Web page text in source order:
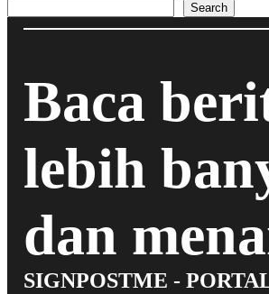
Search
Baca
lebih
dan
SIGNPOSTME -